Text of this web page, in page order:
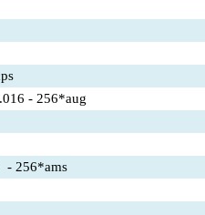
- 256*aug
- 256*ams